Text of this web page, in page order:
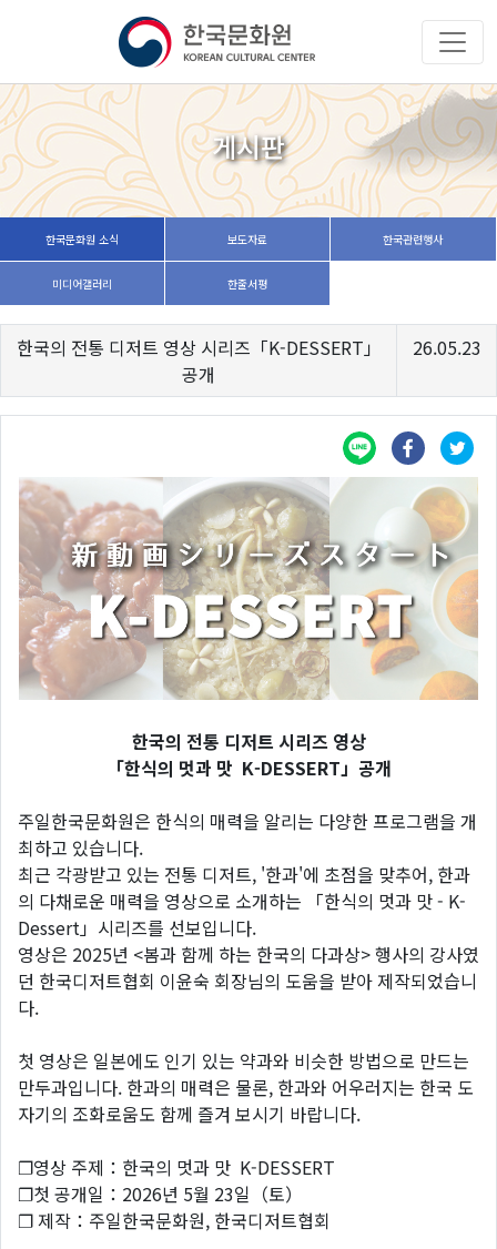
게시판
한국문화원 소식 보도자료 한국관련행사
미디어갤러리 한줄서평
한국의 전통 디저트 영상 시리즈「K-DESSERT」
공개
26.05.23
한국의 전통 디저트 시리즈 영상
「한식의 멋과 맛 K-DESSERT」공개
주일한국문화원은 한식의 매력을 알리는 다양한 프로그램을 개
최하고 있습니다.
최근 각광받고 있는 전통 디저트, '한과'에 초점을 맞추어, 한과
의 다채로운 매력을 영상으로 소개하는 「한식의 멋과 맛 - K-
Dessert」시리즈를 선보입니다.
영상은 2025년 <봄과 함께 하는 한국의 다과상> 행사의 강사였
던 한국디저트협회 이윤숙 회장님의 도움을 받아 제작되었습니
다.
첫 영상은 일본에도 인기 있는 약과와 비슷한 방법으로 만드는
만두과입니다. 한과의 매력은 물론, 한과와 어우러지는 한국 도
자기의 조화로움도 함께 즐겨 보시기 바랍니다.
❐영상 주제：한국의 멋과 맛 K-DESSERT
❐첫 공개일：2026년 5월 23일（토）
❐ 제작：주일한국문화원, 한국디저트협회